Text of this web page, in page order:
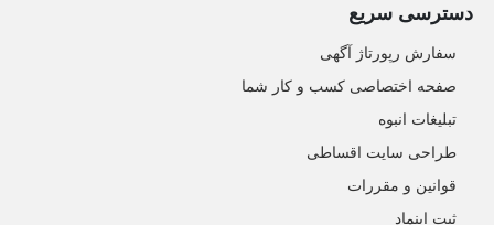
دسترسی سریع
سفارش رپورتاژ آگهی
صفحه اختصاصی کسب و کار شما
تبلیغات انبوه
طراحی سایت اقساطی
قوانین و مقررات
ثبت اینماد